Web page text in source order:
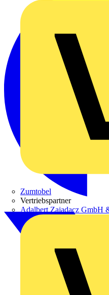
Zumtobel
Vertriebspartner
Adalbert Zajadacz GmbH